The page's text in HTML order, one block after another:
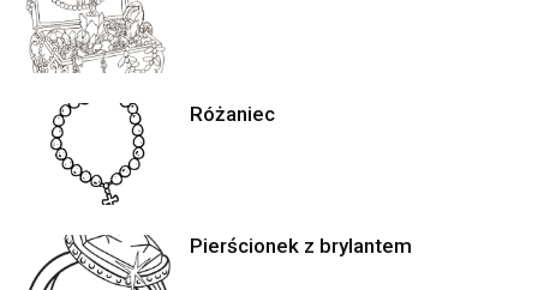
Różaniec
Pierścionek z brylantem